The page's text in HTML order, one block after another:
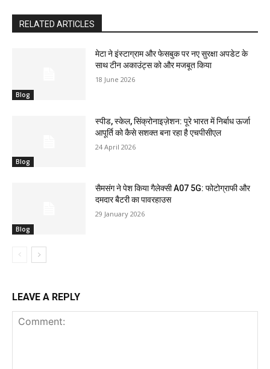
RELATED ARTICLES
Blog
मेटा ने इंस्टाग्राम और फेसबुक पर नए सुरक्षा अपडेट के
साथ टीन अकाउंट्स को और मजबूत किया
18 June 2026
Blog
स्पीड, स्केल, सिंक्रोनाइज़ेशन: पूरे भारत में निर्बाध ऊर्जा
आपूर्ति को कैसे सशक्त बना रहा है एचपीसीएल
24 April 2026
Blog
सैमसंग ने पेश किया गैलेक्सी A07 5G: फोटोग्राफी और
दमदार बैटरी का पावरहाउस
29 January 2026
LEAVE A REPLY